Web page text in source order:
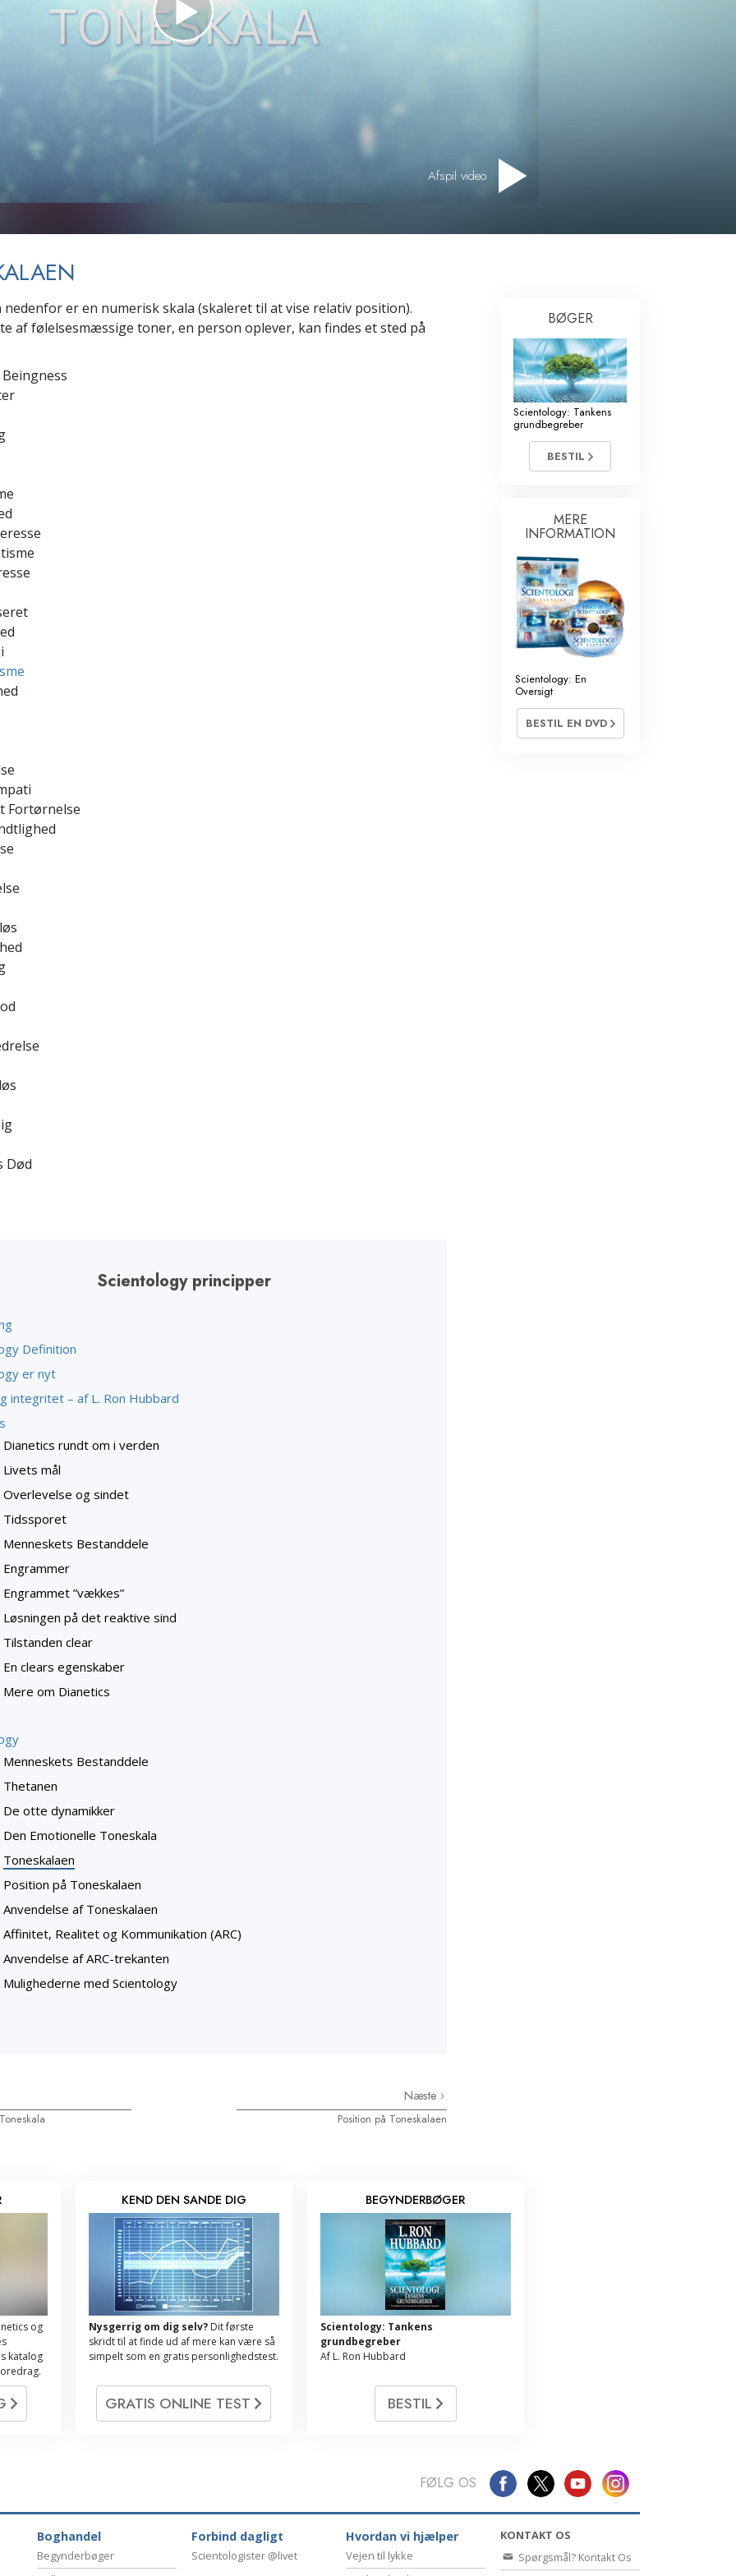
Scientology Kirkens Frivillige
Hjælpere
Børn
Årsagen til undertrykkelse
Undersøgelser
Studieteknologien
Kommunikation
Afspil video
nedenfor er en numerisk skala (skaleret til at vise relativ position).
af følelsesmæssige toner, en person oplever, kan findes et sted på
Fortørnelse
Død
Scientology principper
Definition
er nyt
integritet – af L. Ron Hubbard
Dianetics rundt om i verden
Livets mål
Overlevelse og sindet
Tidssporet
Menneskets Bestanddele
Engrammer
Engrammet ”vækkes”
Løsningen på det reaktive sind
Tilstanden clear
En clears egenskaber
Mere om Dianetics
Menneskets Bestanddele
Thetanen
De otte dynamikker
Den Emotionelle Toneskala
Toneskalaen
Position på Toneskalaen
Anvendelse af Toneskalaen
Affinitet, Realitet og Kommunikation (ARC)
Anvendelse af ARC-trekanten
Mulighederne med Scientology
Næste
Position på Toneskalaen
BØGER
Scientology: Tankens
grundbegreber
BESTIL
MERE
INFORMATION
Scientology: En
Oversigt
BESTIL EN DVD
og
katalog
KEND DEN SANDE DIG
Nysgerrig om dig selv?Dit første
skridt til at finde ud af mere kan være så
simpelt som en gratis personlighedstest.
GRATIS ONLINE TEST
BEGYNDERBØGER
Scientology: Tankens
grundbegreber
Af L. Ron Hubbard
BESTIL
FØLG OS
Boghandel
Begynderbøger
Forbind dagligt
Scientologister @livet
Hvordan vi hjælper
Vejen til lykke
KONTAKT OS
Spørgsmål? Kontakt Os